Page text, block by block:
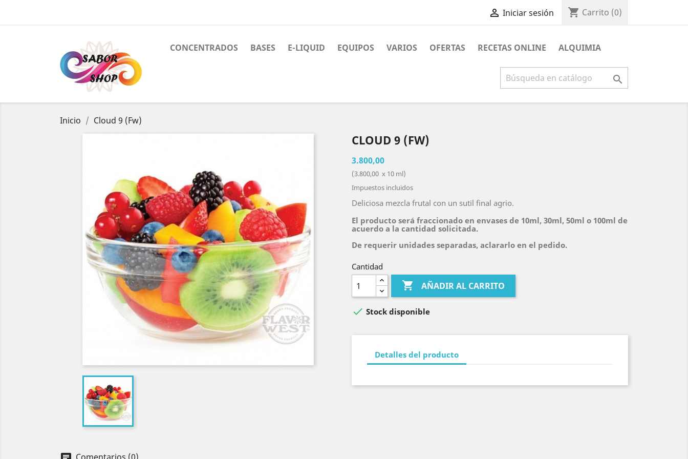
 Iniciar sesión shopping_cart Carrito (0)
CONCENTRADOS BASES E-LIQUID EQUIPOS VARIOS OFERTAS RECETAS ONLINE ALQUIMIA

Inicio Cloud 9 (Fw)
CLOUD 9 (FW)
3.800,00
(3.800,00 x 10 ml)
Impuestos incluidos
Deliciosa mezcla frutal con un sutil final agrio.
El producto será fraccionado en envases de 10ml, 30ml, 50ml o 100ml de
acuerdo a la cantidad solicitada.
De requerir unidades separadas, aclararlo en el pedido.
Cantidad
 AÑADIR AL CARRITO
 Stock disponible
Detalles del producto